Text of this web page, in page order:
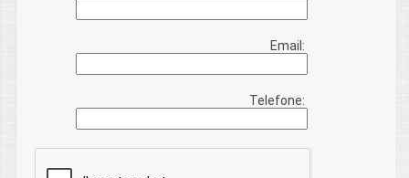
Email:
Telefone: